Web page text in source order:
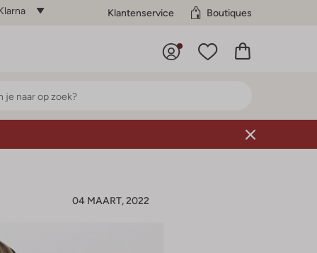
Klantenservice Boutiques
04 MAART, 2022